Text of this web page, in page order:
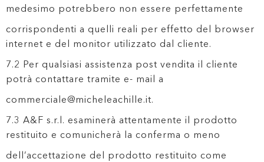
medesimo potrebbero non essere perfettamente
corrispondenti a quelli reali per effetto del browser
internet e del monitor utilizzato dal cliente.
7.2 Per qualsiasi assistenza post vendita il cliente
potrà contattare tramite e- mail a
commerciale@micheleachille.it.
7.3 A&F s.r.l. esaminerà attentamente il prodotto
restituito e comunicherà la conferma o meno
dell’accettazione del prodotto restituito come